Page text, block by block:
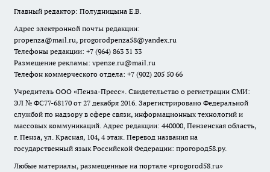
Главный редактор: Полудницына Е.В.
Адрес электронной почты редакции:
propenza@mail.ru, progorodpenza58@yandex.ru
Телефоны редакции: +7 (964) 863 31 33
Размещение рекламы: vpenze.ru@mail.ru
Телефон коммерческого отдела: +7 (902) 205 50 66
Учредитель ООО «Пенза-Пресс». Свидетельство о регистрации СМИ:
ЭЛ № ФС77-68170 от 27 декабря 2016. Зарегистрировано Федеральной
службой по надзору в сфере связи, информационных технологий и
массовых коммуникаций. Адрес редакции: 440000, Пензенская область,
г. Пенза, ул. Красная, 104, 4 этаж. Перевод названия на
государственный язык Российской Федерации: прогород58.ру.
Любые материалы, размещенные на портале «progorod58.ru»